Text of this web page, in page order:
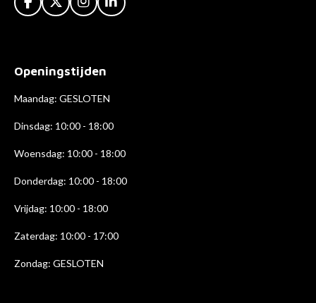
F
a
o
k
X
I
n
g
a
L
i
Openingstijden
Maandag: GESLOTEN
Dinsdag: 10:00 - 18:00
Woensdag: 10:00 - 18:00
Donderdag: 10:00 - 18:00
Vrijdag: 10:00 - 18:00
Zaterdag: 10:00 - 17:00
Zondag: GESLOTEN